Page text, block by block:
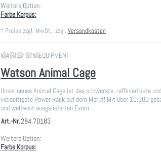
Weitere Option:
Farbe Korpus:
* Preise zzgl. MwSt., zzgl. Versandkosten
WATSON GYM EQUIPMENTZu diesem Produkt liegen noch keine
Watson Animal Cage
Unser neues Animal Cage ist das schwerste, raffinierteste und
vielseitigste Power Rack auf dem Markt! Mit über 10.000
und weltweit ausgelieferten Exem…
Art.-Nr.284.70183
Weitere Option:
Farbe Korpus: